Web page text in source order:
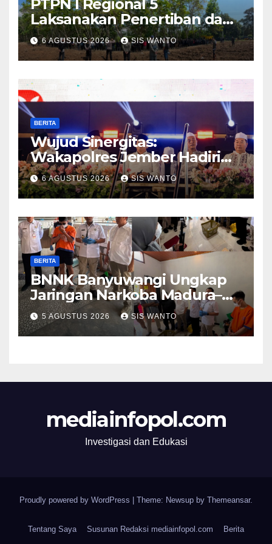
PTPN I Regional 5
Laksanakan Penertiban dan
Pengamanan Aset
Perusahaan di Kebun
Mumbul dan Kebun
Glantangan
6 AGUSTUS 2026 SIS WANTO
BERITA
Wujud Sinergitas:
Wakapolres Jember Hadiri
Sholawat & Doa Sambut HUT
RI ke-81
6 AGUSTUS 2026 SIS WANTO
BERITA
BNNK Banyuwangi Ungkap
Jaringan Narkoba Madura–
Bali
5 AGUSTUS 2026 SIS WANTO
mediainfopol.com
Investigasi dan Edukasi
Proudly powered by WordPress | Theme: Newsup by Themeansar.
Tentang Saya Susunan Redaksi mediainfopol.com Berita